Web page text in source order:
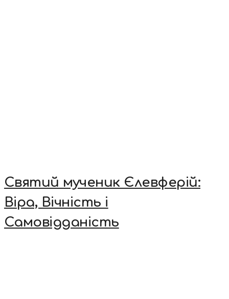
Святий мученик Єлевферій:
Віра, Вічність і
Самовідданість